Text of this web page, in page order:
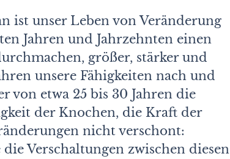
ist unser Leben von Veränderung
Jahren und Jahrzehnten einen
größer, stärker und
unsere Fähigkeiten nach und
von etwa 25 bis 30 Jahren die
der Knochen, die Kraft der
nicht verschont:
Verschaltungen zwischen diesen